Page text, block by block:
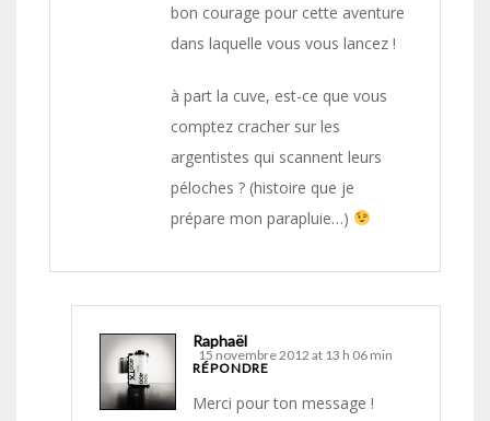
bon courage pour cette aventure
dans laquelle vous vous lancez !
à part la cuve, est-ce que vous
comptez cracher sur les
argentistes qui scannent leurs
péloches ? (histoire que je
prépare mon parapluie…)
Raphaël
15 novembre 2012 at 13 h 06 min
RÉPONDRE
Merci pour ton message !